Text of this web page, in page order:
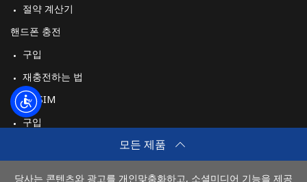
모든 제품
당사는 콘텐츠와 광고를 개인맞춤화하고, 소셜미디어 기능을 제공
절약 계산기
핸드폰 충전
구입
재충전하는 법
여행 eSIM
구입